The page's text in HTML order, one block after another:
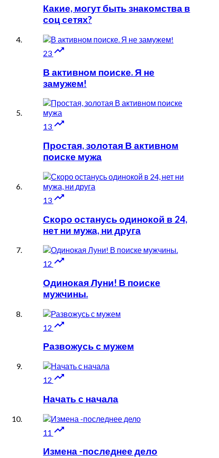
Какие, могут быть знакомства в
соц сетях?
23 
В активном поиске. Я не
замужем!
13 
Простая, золотая В активном
поиске мужа
13 
Скоро останусь одинокой в 24,
нет ни мужа, ни друга
12 
Одинокая Луни! В поиске
мужчины.
12 
Развожусь с мужем
12 
Начать с начала
11 
Измена -последнее дело